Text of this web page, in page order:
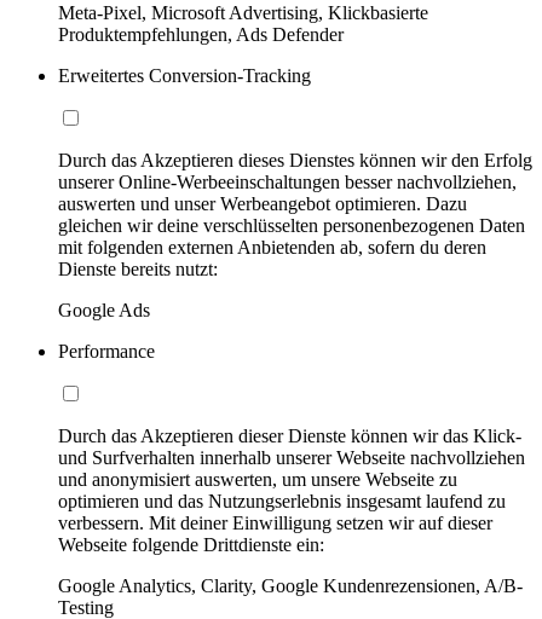
Meta-Pixel, Microsoft Advertising, Klickbasierte
Produktempfehlungen, Ads Defender
Erweitertes Conversion-Tracking
Durch das Akzeptieren dieses Dienstes können wir den Erfolg
unserer Online-Werbeeinschaltungen besser nachvollziehen,
auswerten und unser Werbeangebot optimieren. Dazu
gleichen wir deine verschlüsselten personenbezogenen Daten
mit folgenden externen Anbietenden ab, sofern du deren
Dienste bereits nutzt:
Google Ads
Performance
Durch das Akzeptieren dieser Dienste können wir das Klick-
und Surfverhalten innerhalb unserer Webseite nachvollziehen
und anonymisiert auswerten, um unsere Webseite zu
optimieren und das Nutzungserlebnis insgesamt laufend zu
verbessern. Mit deiner Einwilligung setzen wir auf dieser
Webseite folgende Drittdienste ein:
Google Analytics, Clarity, Google Kundenrezensionen, A/B-
Testing